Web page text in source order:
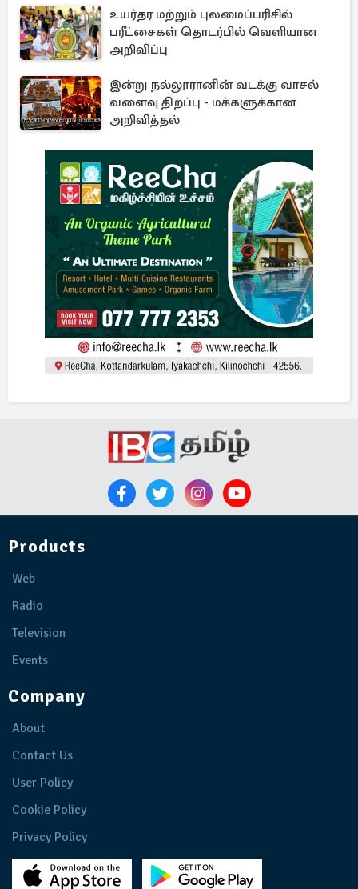
உயர்தர மற்றும் புலமைப்பரிசில்
பரீட்சைகள் தொடர்பில் வெளியான
அறிவிப்பு
இன்று நல்லூரானின் வடக்கு வாசல்
வளைவு திறப்பு - மக்களுக்கான
அறிவித்தல்
Products
Web
Radio
Television
Events
Company
About
Contact Us
User Policy
Cookie Policy
Privacy Policy